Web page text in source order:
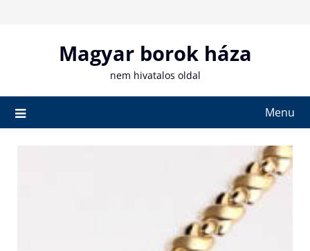
Magyar borok háza
nem hivatalos oldal
Menu